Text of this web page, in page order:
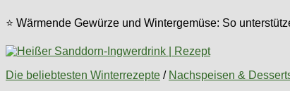
⭐ Wärmende Gewürze und Wintergemüse: So
Die beliebtesten Winterrezepte / Nachspeisen &